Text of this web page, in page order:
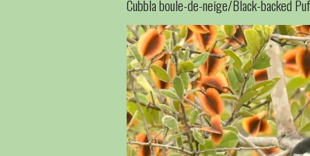
Cubbla boule-de-neige/Black-backed